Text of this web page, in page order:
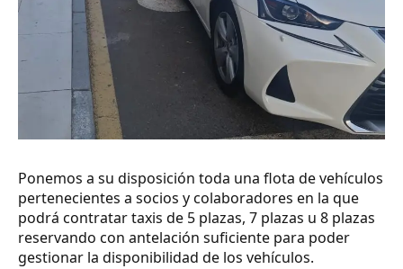
Ponemos a su disposición toda una flota de vehículos
pertenecientes a socios y colaboradores en la que
podrá contratar taxis de 5 plazas, 7 plazas u 8 plazas
reservando con antelación suficiente para poder
gestionar la disponibilidad de los vehículos.